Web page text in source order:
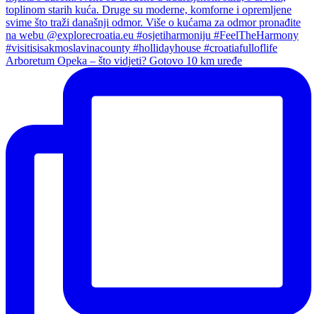
Arboretum Opeka – što vidjeti? Gotovo 10 km uređe